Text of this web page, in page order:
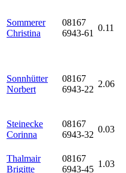
Sommerer
Christina
08167
6943-61
0.11
Sonnhütter
Norbert
08167
6943-22
2.06
Steinecke
Corinna
08167
6943-32
0.03
Thalmair
Brigitte
08167
6943-45
1.03